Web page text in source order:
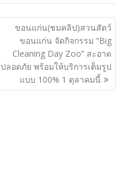
ขอนแก่น(ชมคลิป)สวนสัตว์
ขอนแก่น จัดกิจกรรม “Big
Cleaning Day Zoo” สะอาด
ปลอดภัย พร้อมให้บริการเต็มรูป
แบบ 100% 1 ตุลาคมนี้